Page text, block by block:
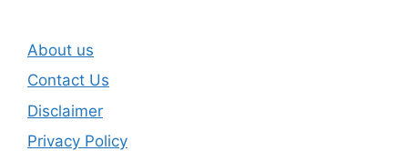
About us
Contact Us
Disclaimer
Privacy Policy